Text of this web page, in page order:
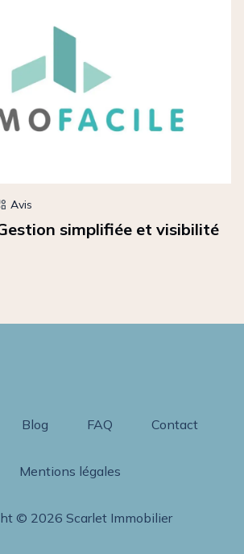
Avis
simplifiée et visibilité
Blog FAQ Contact
Mentions légales
© 2026 Scarlet Immobilier